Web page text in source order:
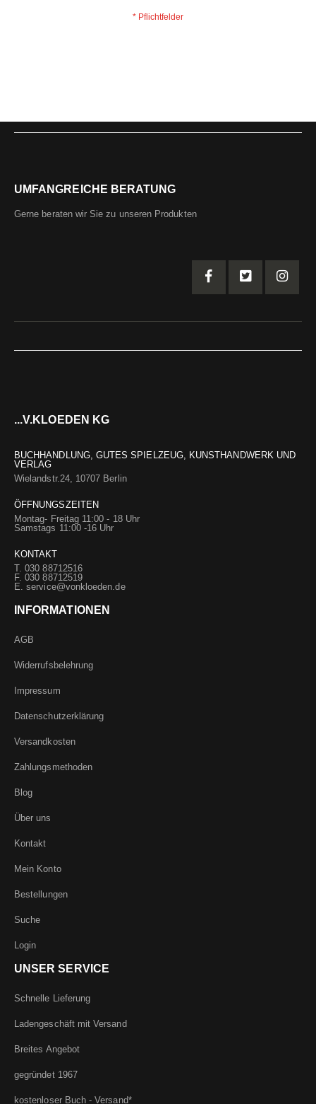
UMFANGREICHE BERATUNG
Gerne beraten wir Sie zu unseren Produkten
...V.KLOEDEN KG
BUCHHANDLUNG, GUTES SPIELZEUG, KUNSTHANDWERK UND
VERLAG
Wielandstr.24, 10707 Berlin
ÖFFNUNGSZEITEN
Montag- Freitag 11:00 - 18 Uhr
Samstags 11:00 -16 Uhr
KONTAKT
T. 030 88712516
F. 030 88712519
E.service@vonkloeden.de
INFORMATIONEN
AGB
Widerrufsbelehrung
Impressum
Datenschutzerklärung
Versandkosten
Zahlungsmethoden
Blog
Über uns
Kontakt
Mein Konto
Bestellungen
Suche
Login
UNSER SERVICE
Schnelle Lieferung
Ladengeschäft mit Versand
Breites Angebot
gegründet 1967
kostenloser Buch - Versand*